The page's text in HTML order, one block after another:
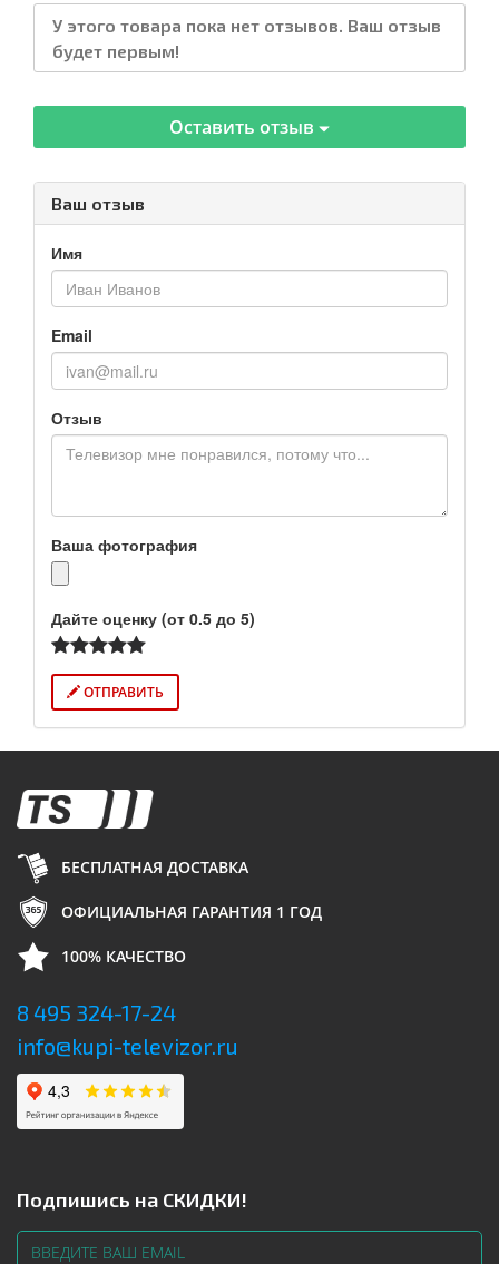
У этого товара пока нет отзывов. Ваш отзыв
будет первым!
Оставить отзыв
Ваш отзыв
Имя
Email
Отзыв
Ваша фотография
Дайте оценку (от 0.5 до 5)
ОТПРАВИТЬ
БЕСПЛАТНАЯ ДОСТАВКА
ОФИЦИАЛЬНАЯ ГАРАНТИЯ 1 ГОД
100% КАЧЕСТВО
8 495 324-17-24
info@kupi-televizor.ru
Подпишись на СКИДКИ!